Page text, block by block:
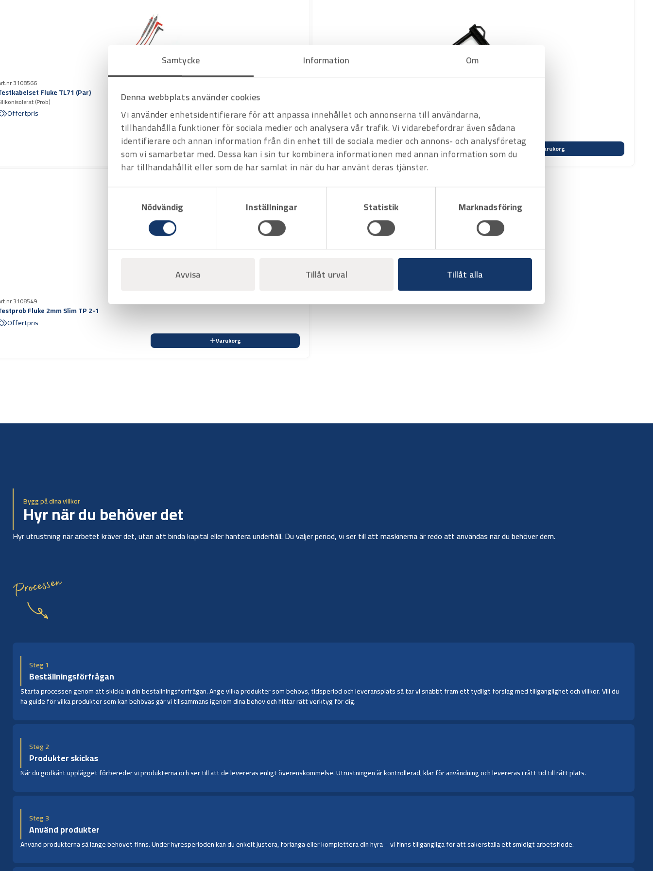
Samtycke Information Om
Denna webbplats använder cookies
Vi använder enhetsidentifierare för att anpassa innehållet och annonserna till användarna,
tillhandahålla funktioner för sociala medier och analysera vår trafik. Vi vidarebefordrar även sådana
identifierare och annan information från din enhet till de sociala medier och annons- och analysföretag
som vi samarbetar med. Dessa kan i sin tur kombinera informationen med annan information som du
har tillhandahållit eller som de har samlat in när du har använt deras tjänster.
Nödvändig
Inställningar Statistik Marknadsföring
Avvisa Tillåt urval Tillåt alla
3108566
Fluke TL71 (Par)
(Prob)
Offertpris
Varukorg
Magnetprob till 4mm
banankontakt
Offertpris
Varukorg
3108549
Fluke 2mm Slim TP 2-1
Offertpris
Varukorg
Bygg på dina villkor
Hyr när du behöver det
Hyr utrustning när arbetet kräver det, utan att binda kapital eller hantera underhåll. Du väljer period, vi ser till att maskinerna är redo att användas när du behöver dem.
Processen
Steg 1
Beställningsförfrågan
Starta processen genom att skicka in din beställningsförfrågan. Ange vilka produkter som behövs, tidsperiod och leveransplats så tar vi snabbt fram ett tydligt förslag med tillgänglighet och villkor. Vill du
ha guide för vilka produkter som kan behövas går vi tillsammans igenom dina behov och hittar rätt verktyg för dig.
Steg 2
Produkter skickas
När du godkänt upplägget förbereder vi produkterna och ser till att de levereras enligt överenskommelse. Utrustningen är kontrollerad, klar för användning och levereras i rätt tid till rätt plats.
Steg 3
Använd produkter
Använd produkterna så länge behovet finns. Under hyresperioden kan du enkelt justera, förlänga eller komplettera din hyra – vi finns tillgängliga för att säkerställa ett smidigt arbetsflöde.